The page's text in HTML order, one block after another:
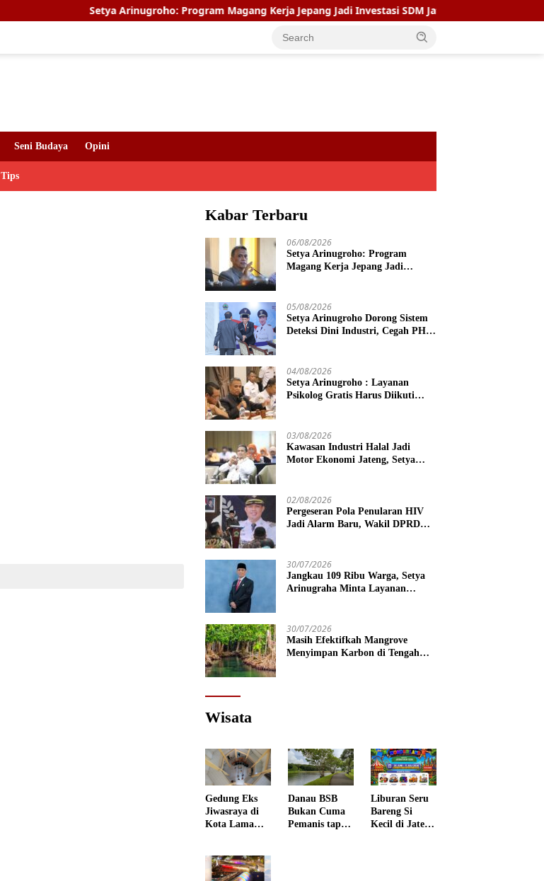
Setya Arinugroho: Program Magang Kerja Jepang Jadi Investasi SDM Jateng
Seni Budaya Opini
Tips
Kabar Terbaru
06/08/2026
Setya Arinugroho: Program
Magang Kerja Jepang Jadi
05/08/2026
Setya Arinugroho Dorong Sistem
Deteksi Dini Industri, Cegah PHK
04/08/2026
Setya Arinugroho : Layanan
Psikolog Gratis Harus Diikuti
03/08/2026
Kawasan Industri Halal Jadi
Motor Ekonomi Jateng, Setya
02/08/2026
Pergeseran Pola Penularan HIV
Jadi Alarm Baru, Wakil DPRD
30/07/2026
Jangkau 109 Ribu Warga, Setya
Arinugraha Minta Layanan
30/07/2026
Masih Efektifkah Mangrove
Menyimpan Karbon di Tengah
Wisata
Gedung Eks
Jiwasraya di
Kota Lama
jadi Museum
Fotografi
Danau BSB
Bukan Cuma
Pemanis tapi
Liburan Seru
Bareng Si
Kecil di Jateng